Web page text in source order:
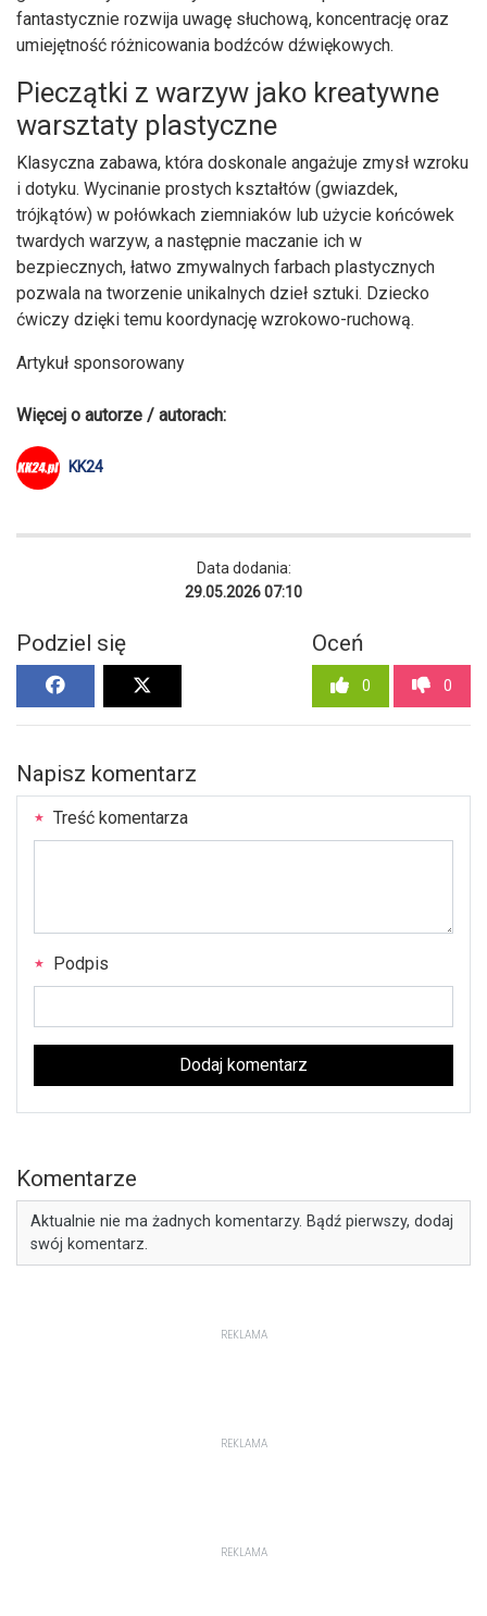
fantastycznie rozwija uwagę słuchową, koncentrację oraz
umiejętność różnicowania bodźców dźwiękowych.
Pieczątki z warzyw jako kreatywne
warsztaty plastyczne
Klasyczna zabawa, która doskonale angażuje zmysł wzroku
i dotyku. Wycinanie prostych kształtów (gwiazdek,
trójkątów) w połówkach ziemniaków lub użycie końcówek
twardych warzyw, a następnie maczanie ich w
bezpiecznych, łatwo zmywalnych farbach plastycznych
pozwala na tworzenie unikalnych dzieł sztuki. Dziecko
ćwiczy dzięki temu koordynację wzrokowo-ruchową.
Artykuł sponsorowany
Więcej o autorze / autorach:
KK24
Data dodania:
29.05.2026 07:10
Podziel się Oceń
0 0
Napisz komentarz
Treść komentarza
Podpis
Dodaj komentarz
Komentarze
Aktualnie nie ma żadnych komentarzy. Bądź pierwszy, dodaj
swój komentarz.
REKLAMA
REKLAMA
REKLAMA